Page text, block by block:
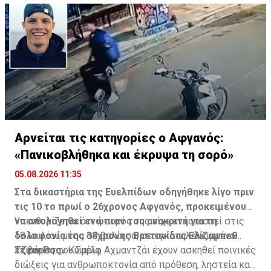
Αρνείται τις κατηγορίες ο Αφγανός:
«Πανικοβλήθηκα και έκρυψα τη σορό»
05.08.2026 11:35
Στα δικαστήρια της Ευελπίδων οδηγήθηκε λίγο πριν
τις 10 το πρωί ο 26χρονος Αφγανός, προκειμένου
να απολογηθεί ενώπιον του ανακριτή για τη
δολοφονία της 38χρονης Βρετανίδας Ελίζαμπεθ
Τζέιν Ρος.
Υπενθυμίζεται ότι η σορός της είχε εντοπιστεί στις
18 Ιουλίου μέσα σε βαλίτσα, σε εγκαταλελειμμένο
κτίριο στην Κυψέλη.
Σε βάρος του Σαρίφ Αχμαντζάι έχουν ασκηθεί ποινικές
διώξεις για ανθρωποκτονία από πρόθεση, ληστεία και